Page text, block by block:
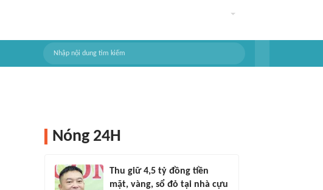
Nóng 24H
Thu giữ 4,5 tỷ đồng tiền
mặt, vàng, sổ đỏ tại nhà cựu